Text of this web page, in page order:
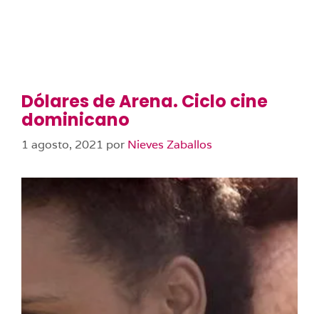
Dólares de Arena. Ciclo cine
dominicano
1 agosto, 2021 por Nieves Zaballos